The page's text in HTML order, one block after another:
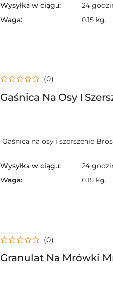
Wysyłka w ciągu:
24
Waga:
0.15 kg.
Gaśnica Na Osy I
(0)
Gaśnica na osy i szerszenie
Wysyłka w ciągu:
24
Waga:
0.15 kg.
Granulat Na Mrówki
(0)